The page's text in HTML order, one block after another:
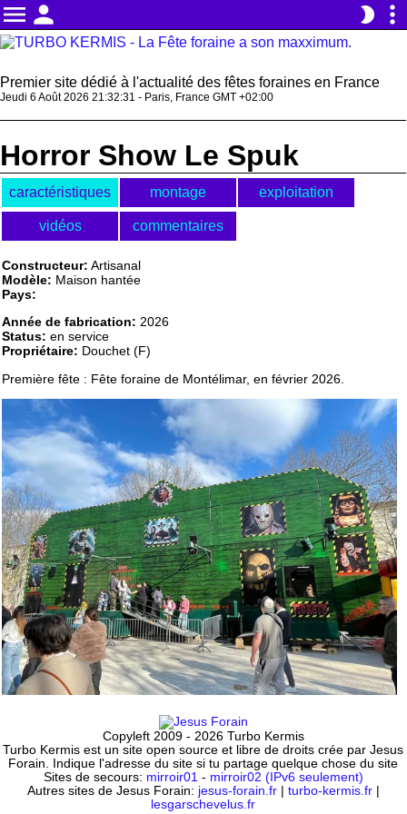
menu person brightness_2 more_vert
Premier site dédié à l'actualité des fêtes foraines en France
Jeudi 6 Août 2026 21:32:31 - Paris, France GMT +02:00
Horror Show Le Spuk
caractéristiques montage exploitation
vidéos commentaires
Constructeur: Artisanal
Modèle: Maison hantée
Pays:
Année de fabrication: 2026
Status: en service
Propriétaire: Douchet (F)
Première fête : Fête foraine de Montélimar, en février 2026.
Copyleft 2009 - 2026 Turbo Kermis
Turbo Kermis est un site open source et libre de droits crée par Jesus
Forain. Indique l'adresse du site si tu partage quelque chose du site
Sites de secours: mirroir01 - mirroir02 (IPv6 seulement)
Autres sites de Jesus Forain: jesus-forain.fr| turbo-kermis.fr|
lesgarschevelus.fr